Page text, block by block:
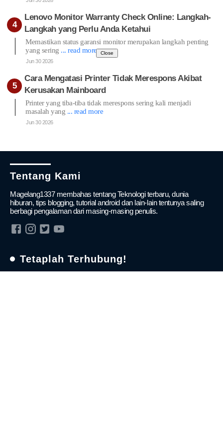
Lenovo Monitor Warranty Check Online: Langkah-
Langkah yang Perlu Anda Ketahui
Memastikan status garansi monitor merupakan langkah penting
yang sering ... read more
Jun 30 2026
Cara Mengatasi Printer Tidak Merespons Akibat
Kerusakan Mainboard
Printer yang tiba-tiba tidak merespons sering kali menjadi
masalah yang ... read more
Jun 30 2026
Tentang Kami
Magelang1337 membahas tentang Teknologi terbaru, dunia
hiburan, tips blogging, tutorial android dan lain-lain tentunya saling
berbagi pengalaman dari masing-masing penulis.
Tetaplah Terhubung!
Close